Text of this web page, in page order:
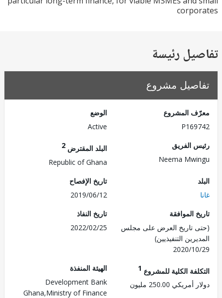
رئيسة
مشروع
المشروع
الفريق
Neema
البلد المقترض
Republic of Ghana
تاريخ الإفصاح
2019/06/12
الموافقة
تاريخ العرض على مجلس
التنفيذيين)
2020/
تاريخ النفاذ
2022/02/25
الكلية للمشروع1
250.00 مليون
الهيئة المنفذة
Development Bank
Ghana,Ministry of Finance